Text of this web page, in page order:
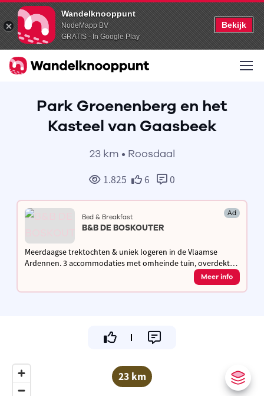
Wandelknooppunt
NodeMapp BV
GRATIS - In Google Play
Bekijk
Park Groenenberg en het
Kasteel van Gaasbeek
23 km • Roosdaal
1.825 6 0
Bed & Breakfast Ad
B&B DE BOSKOUTER
Meerdaagse trektochten & uniek logeren in de Vlaamse
Ardennen. 3 accommodaties met omheinde tuin, overdekte
afgesloten fietsenstalling. Hottub, sauna en zwembad,Meer info
23 km